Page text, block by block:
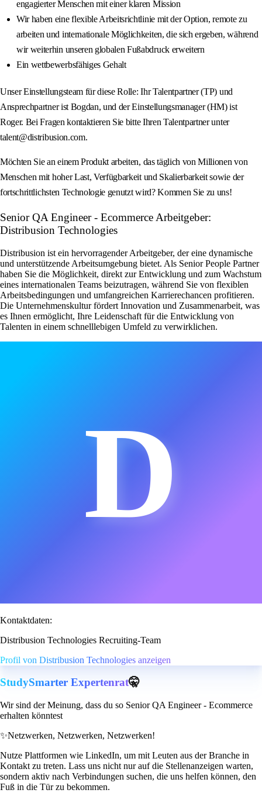
engagierter Menschen mit einer klaren Mission
Wir haben eine flexible Arbeitsrichtlinie mit der Option, remote zu
arbeiten und internationale Möglichkeiten, die sich ergeben, während
wir weiterhin unseren globalen Fußabdruck erweitern
Ein wettbewerbsfähiges Gehalt
Unser Einstellungsteam für diese Rolle: Ihr Talentpartner (TP) und
Ansprechpartner ist Bogdan, und der Einstellungsmanager (HM) ist
Roger. Bei Fragen kontaktieren Sie bitte Ihren Talentpartner unter
talent@distribusion.com.
Möchten Sie an einem Produkt arbeiten, das täglich von Millionen von
Menschen mit hoher Last, Verfügbarkeit und Skalierbarkeit sowie der
fortschrittlichsten Technologie genutzt wird? Kommen Sie zu uns!
Senior QA Engineer - Ecommerce Arbeitgeber:
Distribusion Technologies
Distribusion ist ein hervorragender Arbeitgeber, der eine dynamische
und unterstützende Arbeitsumgebung bietet. Als Senior People Partner
haben Sie die Möglichkeit, direkt zur Entwicklung und zum Wachstum
eines internationalen Teams beizutragen, während Sie von flexiblen
Arbeitsbedingungen und umfangreichen Karrierechancen profitieren.
Die Unternehmenskultur fördert Innovation und Zusammenarbeit, was
es Ihnen ermöglicht, Ihre Leidenschaft für die Entwicklung von
Talenten in einem schnelllebigen Umfeld zu verwirklichen.
D
Kontaktdaten:
Distribusion Technologies Recruiting-Team
Profil von Distribusion Technologies anzeigen
StudySmarter Expertenrat🤫
Wir sind der Meinung, dass du so Senior QA Engineer - Ecommerce
erhalten könntest
✨Netzwerken, Netzwerken, Netzwerken!
Nutze Plattformen wie LinkedIn, um mit Leuten aus der Branche in
Kontakt zu treten. Lass uns nicht nur auf die Stellenanzeigen warten,
sondern aktiv nach Verbindungen suchen, die uns helfen können, den
Fuß in die Tür zu bekommen.